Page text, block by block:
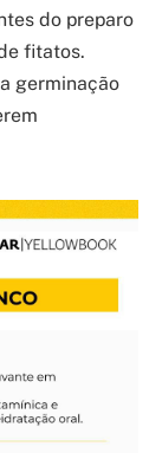
do preparo
fitatos.
germinação